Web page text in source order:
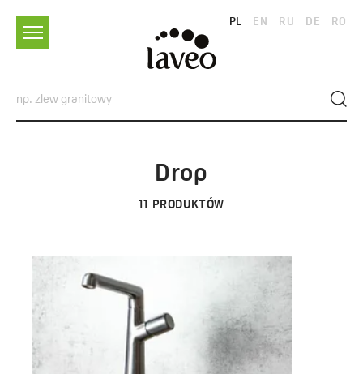
PL EN RU DE RO
Drop
PRODUKTÓW